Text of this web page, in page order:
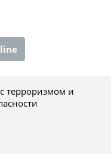
терроризмом и